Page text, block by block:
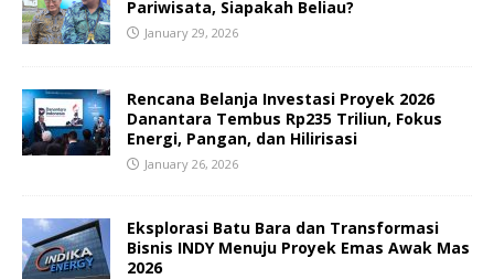
Pariwisata, Siapakah Beliau?
January 29, 2026
Rencana Belanja Investasi Proyek 2026
Danantara Tembus Rp235 Triliun, Fokus
Energi, Pangan, dan Hilirisasi
January 26, 2026
Eksplorasi Batu Bara dan Transformasi
Bisnis INDY Menuju Proyek Emas Awak Mas
2026